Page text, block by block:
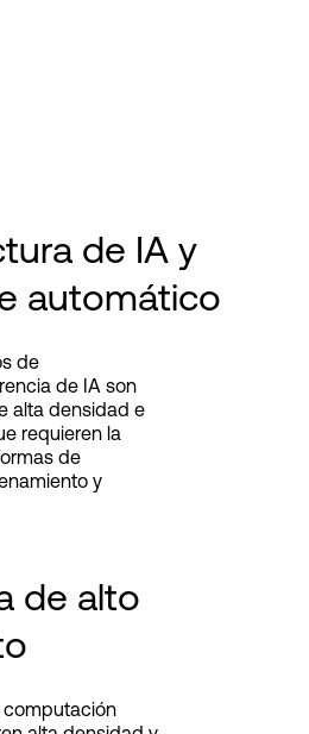
de IA y
automático
de
de IA son
alta densidad e
requieren la
de
y
de alto
computación